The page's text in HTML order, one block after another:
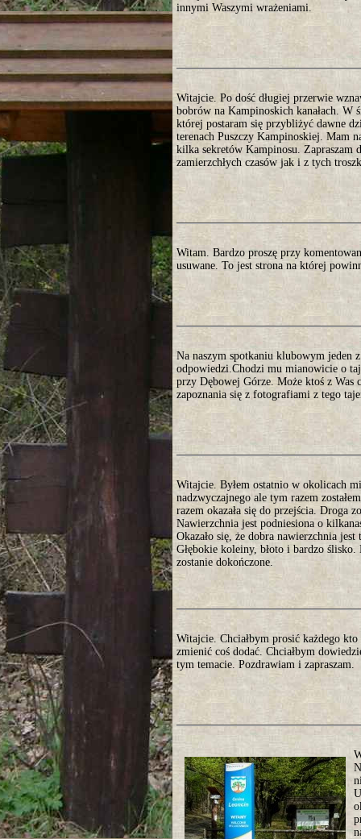
innymi Waszymi wrażeniami.
Witajcie. Po dość długiej przerwie
bobrów na Kampinoskich kanałach. W
której postaram się przybliżyć dawne
terenach Puszczy Kampinoskiej. Mam
kilka sekretów Kampinosu. Zapraszam
zamierzchłych czasów jak i z tych
Witam. Bardzo proszę przy
usuwane. To jest strona na której
Na naszym spotkaniu klubowym jeden
odpowiedzi.Chodzi mu mianowicie o
przy Dębowej Górze. Może ktoś z Was
zapoznania się z fotografiami z tego
Witajcie. Byłem ostatnio w okolicach
nadzwyczajnego ale tym razem
razem okazała się do przejścia. Droga
Nawierzchnia jest podniesiona o
Okazało się, że dobra nawierzchnia
Głębokie koleiny, błoto i bardzo
zostanie dokończone.
Witajcie. Chciałbym prosić każdego
zmienić coś dodać. Chciałbym
tym temacie. Pozdrawiam i zapraszam.